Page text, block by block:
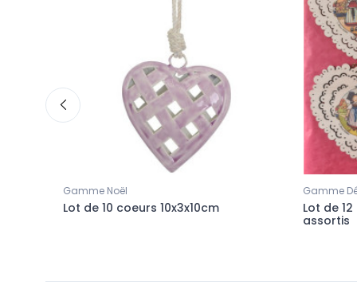
Gamme Noël
Lot de 10 coeurs 10x3x10cm
Gamme
Lot de
assortis